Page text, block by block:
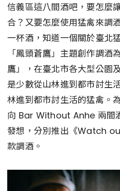
信義區這八間酒吧，要怎麼
合？又要怎麼使用猛禽來調
一杯酒，知道一個關於臺北
「鳳頭蒼鷹」主題創作調酒
鷹」，在臺北市各大型公園
是少數從山林進到都市討生
林進到都市討生活的猛禽。
向 Bar Without Anhe 兩間
發想，分別推出《Watch
款調酒。